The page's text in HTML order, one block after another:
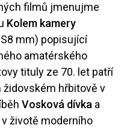
filmů jmenujme
Kolem kamery
mm) popisující
amatérského
tituly ze 70. let patří
židovském hřbitově v
Vosková dívka a
životě moderního